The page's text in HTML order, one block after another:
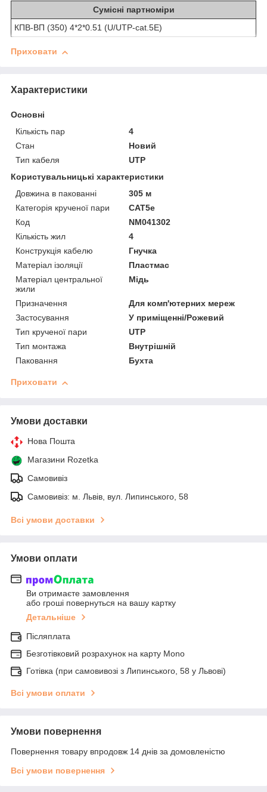
Сумісні партноміри
КПВ-ВП (350) 4*2*0.51 (U/UTP-cat.5E)
Приховати
Характеристики
Основні
Кількість пар
4
Стан
Новий
Тип кабеля
UTP
Користувальницькі характеристики
Довжина в пакованні
305 м
Категорія крученої пари
CAT5е
Код
NM041302
Кількість жил
4
Конструкція кабелю
Гнучка
Матеріал ізоляції
Пластмас
Матеріал центральної
жили
Мідь
Призначення
Для комп'ютерних мереж
Застосування
У приміщенні/Рожевий
Тип крученої пари
UTP
Тип монтажа
Внутрішній
Паковання
Бухта
Приховати
Умови доставки
Нова Пошта
Магазини Rozetka
Самовивіз
Самовивіз: м. Львів, вул. Липинського, 58
Всі умови доставки
Умови оплати
Ви отримаєте замовлення
або гроші повернуться на вашу картку
Детальніше
Післяплата
Безготівковий розрахунок на карту Mono
Готівка (при самовивозі з Липинського, 58 у Львові)
Всі умови оплати
Умови повернення
Повернення товару впродовж 14 днів за домовленістю
Всі умови повернення